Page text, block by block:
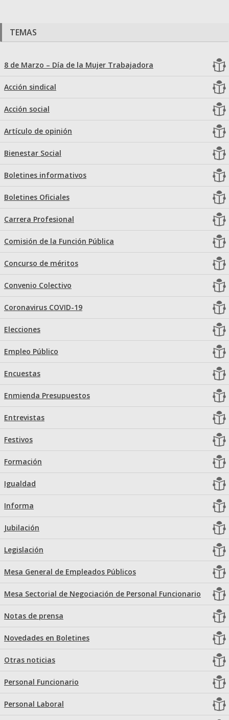
TEMAS
8 de Marzo – Día de la Mujer Trabajadora
Acción sindical
Acción social
Artículo de opinión
Bienestar Social
Boletines informativos
Boletines Oficiales
Carrera Profesional
Comisión de la Función Pública
Concurso de méritos
Convenio Colectivo
Coronavirus COVID-19
Elecciones
Empleo Público
Encuestas
Enmienda Presupuestos
Entrevistas
Festivos
Formación
Igualdad
Informa
Jubilación
Legislación
Mesa General de Empleados Públicos
Mesa Sectorial de Negociación de Personal Funcionario
Notas de prensa
Novedades en Boletines
Otras noticias
Personal Funcionario
Personal Laboral